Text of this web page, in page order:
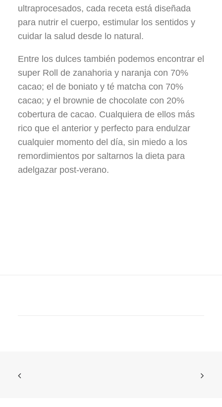
ultraprocesados, cada receta está diseñada
para nutrir el cuerpo, estimular los sentidos y
cuidar la salud desde lo natural.
Entre los dulces también podemos encontrar el
super Roll de zanahoria y naranja con 70%
cacao; el de boniato y té matcha con 70%
cacao; y el brownie de chocolate con 20%
cobertura de cacao. Cualquiera de ellos más
rico que el anterior y perfecto para endulzar
cualquier momento del día, sin miedo a los
remordimientos por saltarnos la dieta para
adelgazar post-verano.